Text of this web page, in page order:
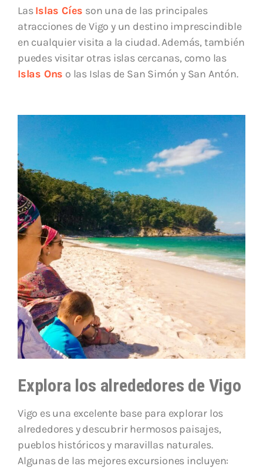
LasIslas Cíes son una de las principales
atracciones de Vigo y un destino imprescindible
en cualquier visita a la ciudad. Además, también
puedes visitar otras islas cercanas, como las
Islas Ons o las Islas de San Simón y San Antón.
Explora los alrededores de Vigo
Vigo es una excelente base para explorar los
alrededores y descubrir hermosos paisajes,
pueblos históricos y maravillas naturales.
Algunas de las mejores excursiones incluyen: